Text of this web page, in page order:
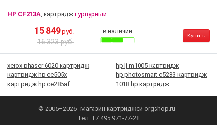
HP CF213A , картридж пурпурный
15 849 руб.
16 323 руб.
в наличии
Купить
xerox phaser 6020 картридж
hp lj m1005 картридж
картридж hp ce505x
hp photosmart c5283 картридж
картридж hp ce285af
1018 hp картридж
© 2005–2026 Магазин картриджей orgshop.ru
Тел. +7 495 971-77-28